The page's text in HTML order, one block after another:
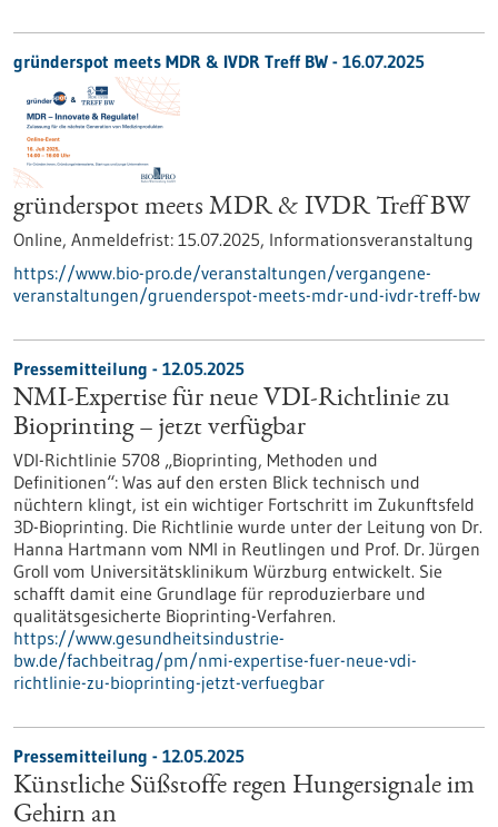
gründerspot meets MDR & IVDR Treff BW - 16.07.2025
gründerspot meets MDR & IVDR Treff BW
Online, Anmeldefrist: 15.07.2025, Informationsveranstaltung
https://www.bio-pro.de/veranstaltungen/vergangene-
veranstaltungen/gruenderspot-meets-mdr-und-ivdr-treff-bw
Pressemitteilung - 12.05.2025
NMI-Expertise für neue VDI-Richtlinie zu
Bioprinting – jetzt verfügbar
VDI-Richtlinie 5708 „Bioprinting, Methoden und
Definitionen“: Was auf den ersten Blick technisch und
nüchtern klingt, ist ein wichtiger Fortschritt im Zukunftsfeld
3D-Bioprinting. Die Richtlinie wurde unter der Leitung von Dr.
Hanna Hartmann vom NMI in Reutlingen und Prof. Dr. Jürgen
Groll vom Universitätsklinikum Würzburg entwickelt. Sie
schafft damit eine Grundlage für reproduzierbare und
qualitätsgesicherte Bioprinting-Verfahren.
https://www.gesundheitsindustrie-
bw.de/fachbeitrag/pm/nmi-expertise-fuer-neue-vdi-
richtlinie-zu-bioprinting-jetzt-verfuegbar
Pressemitteilung - 12.05.2025
Künstliche Süßstoffe regen Hungersignale im
Gehirn an